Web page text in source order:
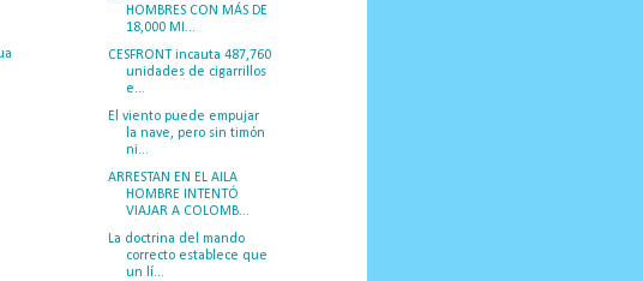
HOMBRES CON MÁS DE
18,000 MI...
CESFRONT incauta 487,760
unidades de cigarrillos
e...
El viento puede empujar
la nave, pero sin timón
ni...
ARRESTAN EN EL AILA
HOMBRE INTENTÓ
VIAJAR A COLOMB...
La doctrina del mando
correcto establece que
un lí...